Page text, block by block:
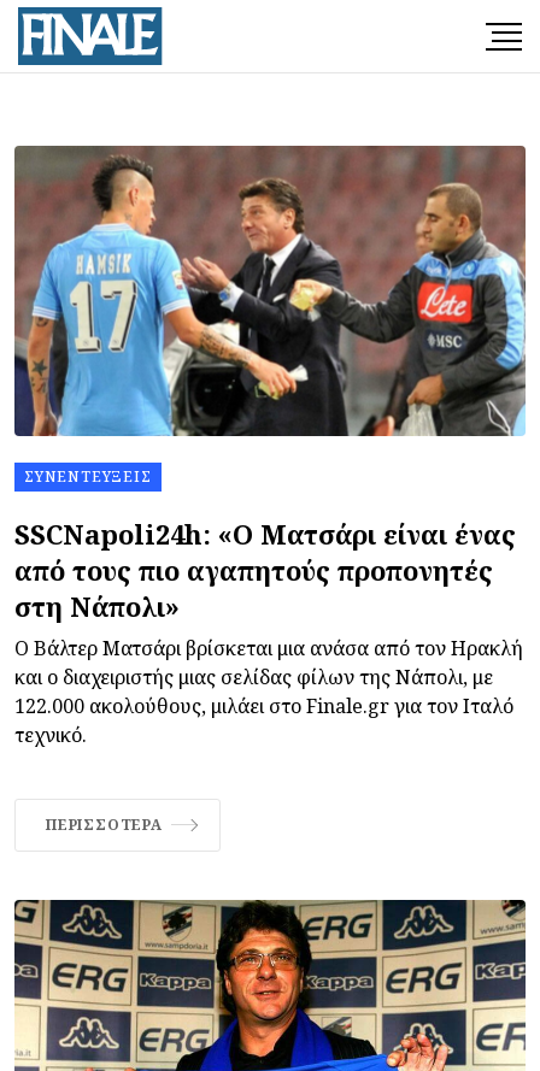
ΣΥΝΕΝΤΕΎΞΕΙΣ
SSCNapoli24h: «Ο Ματσάρι είναι ένας
από τους πιο αγαπητούς προπονητές
στη Νάπολι»
Ο Βάλτερ Ματσάρι βρίσκεται μια ανάσα από τον Ηρακλή
και ο διαχειριστής μιας σελίδας φίλων της Νάπολι, με
122.000 ακολούθους, μιλάει στο Finale.gr για τον Ιταλό
τεχνικό.
ΠΕΡΙΣΣΌΤΕΡΑ